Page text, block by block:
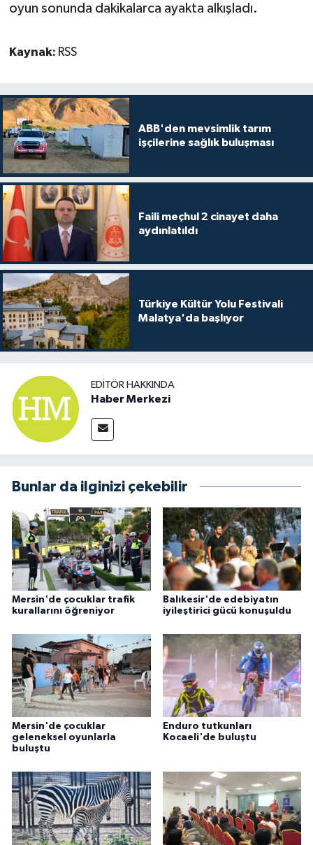
oyun sonunda dakikalarca ayakta alkışladı.
Kaynak: RSS
ABB'den mevsimlik tarım
işçilerine sağlık buluşması
Faili meçhul 2 cinayet daha
aydınlatıldı
Türkiye Kültür Yolu Festivali
Malatya'da başlıyor
EDITÖR HAKKINDA
Haber Merkezi
Bunlar da ilginizi çekebilir
Mersin'de çocuklar trafik
kurallarını öğreniyor
Balıkesir'de edebiyatın
iyileştirici gücü konuşuldu
Mersin'de çocuklar
geleneksel oyunlarla
buluştu
Enduro tutkunları
Kocaeli'de buluştu